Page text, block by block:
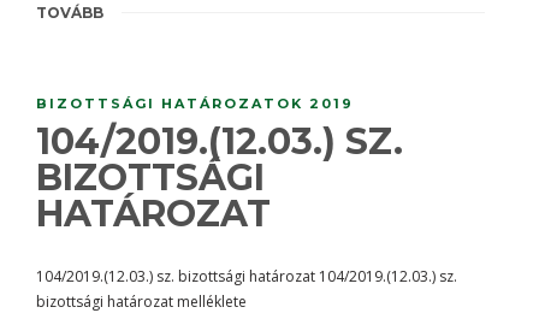
TOVÁBB
BIZOTTSÁGI HATÁROZATOK 2019
104/2019.(12.03.) SZ.
BIZOTTSÁGI
HATÁROZAT
104/2019.(12.03.) sz. bizottsági határozat 104/2019.(12.03.) sz.
bizottsági határozat melléklete